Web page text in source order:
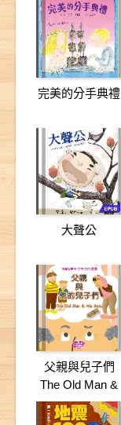
完美的分手典禮
大聲公
父親與兒子們
The Old Man &
His Sons